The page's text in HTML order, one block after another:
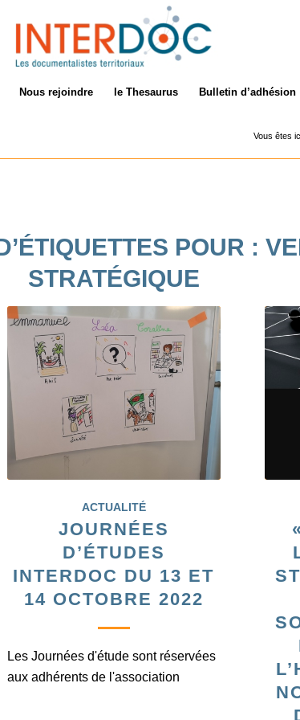
Nous rejoindre le Thesaurus Bulletin d’adhésion
Vous êtes
POUR :
STRATÉGIQUE
ACTUALITÉ
JOURNÉES
D’ÉTUDES
INTERDOC DU 13 ET
14 OCTOBRE 2022
Les Journées d'étude sont réservées
aux adhérents de l'association